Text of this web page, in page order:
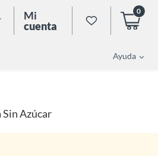
Mi
cuenta
0
Ayuda
Sin Azúcar